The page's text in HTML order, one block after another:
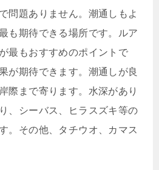
問題ありません。潮通しもよ
も期待できる場所です。ルア
最もおすすめのポイントで
が期待できます。潮通しが良
際まで寄ります。水深があり
、シーバス、ヒラスズキ等の
。その他、タチウオ、カマス